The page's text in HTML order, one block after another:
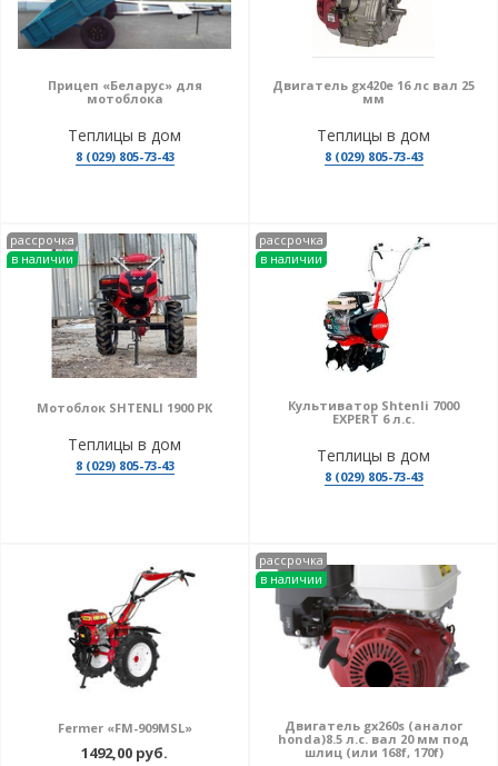
Прицеп «Беларус» для
мотоблока
Теплицы в дом
8 (029) 805-73-43
Двигатель gx420e 16 лс вал 25
мм
Теплицы в дом
8 (029) 805-73-43
рассрочка
в наличии
Мотоблок SHTENLI 1900 РК
Теплицы в дом
8 (029) 805-73-43
рассрочка
в наличии
Культиватор Shtenli 7000
EXPERT 6 л.с.
Теплицы в дом
8 (029) 805-73-43
Fermer «FM-909MSL»
1492,00 руб.
рассрочка
в наличии
Двигатель gx260s (аналог
honda)8.5 л.с. вал 20 мм под
шлиц (или 168f, 170f)